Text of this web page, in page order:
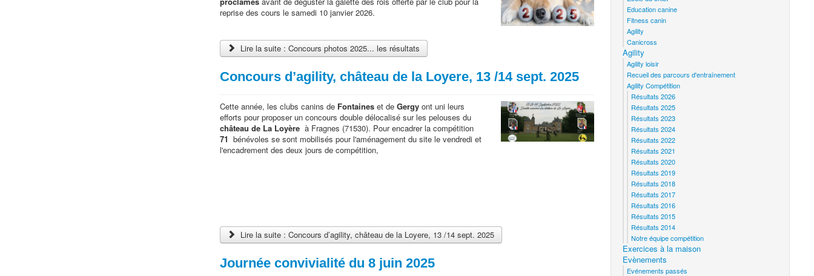
reprise des cours le samedi 10 janvier 2026.
Lire la suite : Concours photos 2025... les résultats
Concours d’agility, château de la Loyere, 13 /14 sept. 2025
Cette année, les clubs canins de Fontaineset de Gergyont uni leurs
efforts pour proposer un concours double délocalisé sur les pelouses du
château de La Loyèreà Fragnes (71530). Pour encadrer la compétition
71 bénévoles se sont mobilisés pour l'aménagement du site le vendredi et
l'encadrement des deux jours de compétition,
Lire la suite : Concours d’agility, château de la Loyere, 13 /14 sept. 2025
Journée convivialité du 8 juin 2025
Education canine
Fitness canin
Agility
Canicross
Agility
Agility loisir
Recueil des parcours d'entraînement
Agility Compétition
Résultats 2026
Résultats 2025
Résultats 2023
Résultats 2024
Résultats 2022
Résultats 2021
Résultats 2020
Résultats 2019
Résultats 2018
Résultats 2017
Résultats 2016
Résultats 2015
Résultats 2014
Notre équipe compétition
Exercices à la maison
Evènements
Evénements passés